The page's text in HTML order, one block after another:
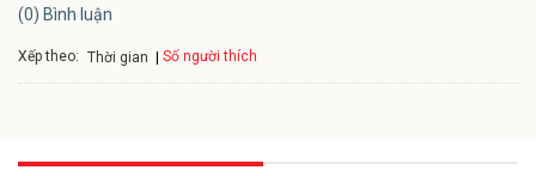
(0) Bình luận
Xếp theo: Thời gian Số người thích